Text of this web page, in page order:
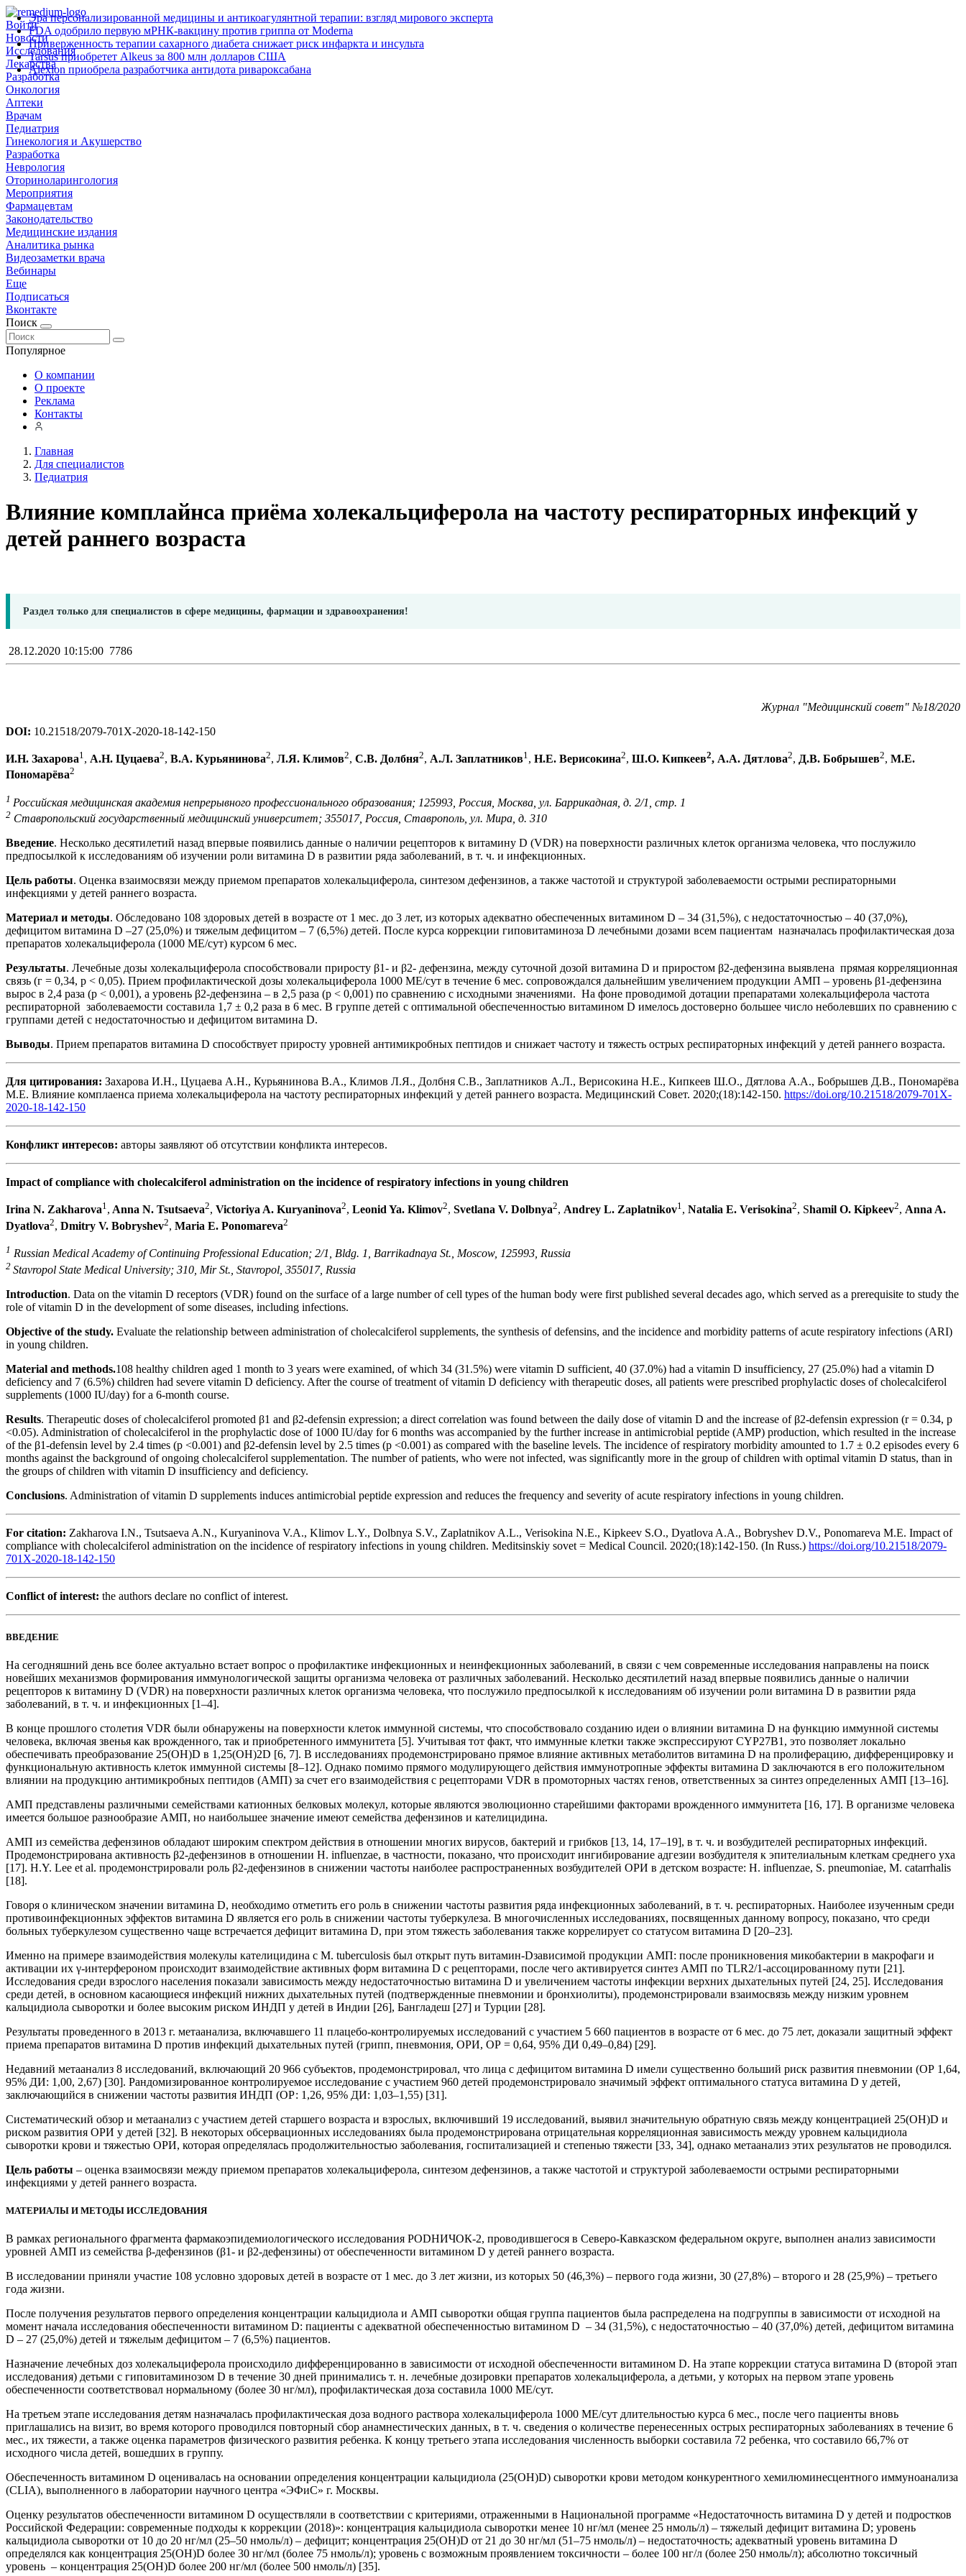
Войти
Новости
Исследования
Лекарства
Разработка
Онкология
Аптеки
Врачам
Педиатрия
Гинекология и Акушерство
Разработка
Неврология
Оториноларингология
Мероприятия
Фармацевтам
Законодательство
Медицинские издания
Аналитика рынка
Видеозаметки врача
Вебинары
Еще
Подписаться
Вконтакте
Поиск
Популярное
Эра персонализированной медицины и антикоагулянтной терапии: взгляд мирового эксперта
FDA одобрило первую мРНК‑вакцину против гриппа от Moderna
Приверженность терапии сахарного диабета снижает риск инфаркта и инсульта
Tarsus приобретет Alkeus за 800 млн долларов США
Alexion приобрела разработчика антидота ривароксабана
О компании
О проекте
Реклама
Контакты
Главная
Для специалистов
Педиатрия
Влияние комплайнса приёма холекальциферола на частоту респираторных инфекций у
детей раннего возраста
Раздел только для специалистов в сфере медицины, фармации и здравоохранения!
28.12.2020 10:15:00 7786
Журнал "Медицинский совет" №18/2020
DOI: 10.21518/2079-701X-2020-18-142-150
И.Н. Захарова1 , А.Н. Цуцаева2, В.А. Курьянинова2, Л.Я. Климов2, С.В. Долбня2, А.Л. Заплатников1 , Н.Е. Верисокина2, Ш.О. Кипкеев2, А.А. Дятлова2, Д.В. Бобрышев2, М.Е.
Пономарёва2
1 Российская медицинская академия непрерывного профессионального образования; 125993, Россия, Москва, ул. Баррикадная, д. 2/1, стр. 1
2 Ставропольский государственный медицинский университет; 355017, Россия, Ставрополь, ул. Мира, д. 310
Введение. Несколько десятилетий назад впервые появились данные о наличии рецепторов к витамину D (VDR) на поверхности различных клеток организма человека, что послужило
предпосылкой к исследованиям об изучении роли витамина D в развитии ряда заболеваний, в т. ч. и инфекционных.
Цель работы. Оценка взаимосвязи между приемом препаратов холекальциферола, синтезом дефензинов, а также частотой и структурой заболеваемости острыми респираторными
инфекциями у детей раннего возраста.
Материал и методы. Обследовано 108 здоровых детей в возрасте от 1 мес. до 3 лет, из которых адекватно обеспеченных витамином D – 34 (31,5%), с недостаточностью – 40 (37,0%),
дефицитом витамина D –27 (25,0%) и тяжелым дефицитом – 7 (6,5%) детей. После курса коррекции гиповитаминоза D лечебными дозами всем пациентам назначалась профилактическая доза
препаратов холекальциферола (1000 МЕ/сут) курсом 6 мес.
Результаты. Лечебные дозы холекальциферола способствовали приросту β1- и β2- дефензина, между суточной дозой витамина D и приростом β2-дефензина выявлена прямая корреляционная
связь (г = 0,34, р < 0,05). Прием профилактической дозы холекальциферола 1000 МЕ/сут в течение 6 мес. сопровождался дальнейшим увеличением продукции АМП – уровень β1-дефензина
вырос в 2,4 раза (р < 0,001), а уровень β2-дефензина – в 2,5 раза (р < 0,001) по сравнению с исходными значениями. На фоне проводимой дотации препаратами холекальциферола частота
респираторной заболеваемости составила 1,7 ± 0,2 раза в 6 мес. В группе детей с оптимальной обеспеченностью витамином D имелось достоверно большее число неболевших по сравнению с
группами детей с недостаточностью и дефицитом витамина D.
Выводы. Прием препаратов витамина D способствует приросту уровней антимикробных пептидов и снижает частоту и тяжесть острых респираторных инфекций у детей раннего возраста.
Для цитирования: Захарова И.Н., Цуцаева А.Н., Курьянинова В.А., Климов Л.Я., Долбня С.В., Заплатников А.Л., Верисокина Н.Е., Кипкеев Ш.О., Дятлова А.А., Бобрышев Д.В., Пономарёва
М.Е. Влияние комплаенса приема холекальциферола на частоту респираторных инфекций у детей раннего возраста. Медицинский Совет. 2020;(18):142-150. https://doi.org/10.21518/2079-701X-
2020-18-142-150
Конфликт интересов: авторы заявляют об отсутствии конфликта интересов.
Impact of compliance with cholecalciferol administration on the incidence of respiratory infections in young children
Irina N. Zakharova1, Anna N. Tsutsaeva2, Victoriya A. Kuryaninova2, Leonid Ya. Klimov2, Svetlana V. Dolbnya2, Andrey L. Zaplatnikov1, Natalia E. Verisokina2, Shamil O. Kipkeev2, Anna A.
Dyatlova2, Dmitry V. Bobryshev2, Maria E. Ponomareva2
1 Russian Medical Academy of Continuing Professional Education; 2/1, Bldg. 1, Barrikadnaya St., Moscow, 125993, Russia
2 Stavropol State Medical University; 310, Mir St., Stavropol, 355017, Russia
Introduction. Data on the vitamin D receptors (VDR) found on the surface of a large number of cell types of the human body were first published several decades ago, which served as a prerequisite to study the
role of vitamin D in the development of some diseases, including infections.
Objective of the study. Evaluate the relationship between administration of cholecalciferol supplements, the synthesis of defensins, and the incidence and morbidity patterns of acute respiratory infections (ARI)
in young children.
Material and methods.108 healthy children aged 1 month to 3 years were examined, of which 34 (31.5%) were vitamin D sufficient, 40 (37.0%) had a vitamin D insufficiency, 27 (25.0%) had a vitamin D
deficiency and 7 (6.5%) children had severe vitamin D deficiency. After the course of treatment of vitamin D deficiency with therapeutic doses, all patients were prescribed prophylactic doses of cholecalciferol
supplements (1000 IU/day) for a 6-month course.
Results. Therapeutic doses of cholecalciferol promoted β1 and β2-defensin expression; a direct correlation was found between the daily dose of vitamin D and the increase of β2-defensin expression (r = 0.34, p
<0.05). Administration of cholecalciferol in the prophylactic dose of 1000 IU/day for 6 months was accompanied by the further increase in antimicrobial peptide (AMP) production, which resulted in the increase
of the β1-defensin level by 2.4 times (p <0.001) and β2-defensin level by 2.5 times (p <0.001) as compared with the baseline levels. The incidence of respiratory morbidity amounted to 1.7 ± 0.2 episodes every 6
months against the background of ongoing cholecalciferol supplementation. The number of patients, who were not infected, was significantly more in the group of children with optimal vitamin D status, than in
the groups of children with vitamin D insufficiency and deficiency.
Conclusions. Administration of vitamin D supplements induces antimicrobial peptide expression and reduces the frequency and severity of acute respiratory infections in young children.
For citation: Zakharova I.N., Tsutsaeva A.N., Kuryaninova V.A., Klimov L.Y., Dolbnya S.V., Zaplatnikov A.L., Verisokina N.E., Kipkeev S.O., Dyatlova A.A., Bobryshev D.V., Ponomareva M.E. Impact of
compliance with cholecalciferol administration on the incidence of respiratory infections in young children. Meditsinskiy sovet = Medical Council. 2020;(18):142-150. (In Russ.) https://doi.org/10.21518/2079-
701X-2020-18-142-150
Conflict of interest: the authors declare no conflict of interest.
ВВЕДЕНИЕ
На сегодняшний день все более актуально встает вопрос о профилактике инфекционных и неинфекционных заболеваний, в связи с чем современные исследования направлены на поиск
новейших механизмов формирования иммунологической защиты организма человека от различных заболеваний. Несколько десятилетий назад впервые появились данные о наличии
рецепторов к витамину D (VDR) на поверхности различных клеток организма человека, что послужило предпосылкой к исследованиям об изучении роли витамина D в развитии ряда
заболеваний, в т. ч. и инфекционных [1–4].
В конце прошлого столетия VDR были обнаружены на поверхности клеток иммунной системы, что способствовало созданию идеи о влиянии витамина D на функцию иммунной системы
человека, включая звенья как врожденного, так и приобретенного иммунитета [5]. Учитывая тот факт, что иммунные клетки также экспрессируют CYP27В1, это позволяет локально
обеспечивать преобразование 25(ОН)D в 1,25(ОН)2D [6, 7]. В исследованиях продемонстрировано прямое влияние активных метаболитов витамина D на пролиферацию, дифференцировку и
функциональную активность клеток иммунной системы [8–12]. Однако помимо прямого модулирующего действия иммунотропные эффекты витамина D заключаются в его положительном
влиянии на продукцию антимикробных пептидов (АМП) за счет его взаимодействия с рецепторами VDR в промоторных частях генов, ответственных за синтез определенных АМП [13–16].
АМП представлены различными семействами катионных белковых молекул, которые являются эволюционно старейшими факторами врожденного иммунитета [16, 17]. В организме человека
имеется большое разнообразие АМП, но наибольшее значение имеют семейства дефензинов и кателицидина.
АМП из семейства дефензинов обладают широким спектром действия в отношении многих вирусов, бактерий и грибков [13, 14, 17–19], в т. ч. и возбудителей респираторных инфекций.
Продемонстрирована активность β2-дефензинов в отношении H. influenzae, в частности, показано, что происходит ингибирование адгезии возбудителя к эпителиальным клеткам среднего уха
[17]. H.Y. Lee et al. продемонстрировали роль β2-дефензинов в снижении частоты наиболее распространенных возбудителей ОРИ в детском возрасте: H. influenzae, S. pneumoniae, M. catarrhalis
[18].
Говоря о клиническом значении витамина D, необходимо отметить его роль в снижении частоты развития ряда инфекционных заболеваний, в т. ч. респираторных. Наиболее изученным среди
противоинфекционных эффектов витамина D является его роль в снижении частоты туберкулеза. В многочисленных исследованиях, посвященных данному вопросу, показано, что среди
больных туберкулезом существенно чаще встречается дефицит витамина D, при этом тяжесть заболевания также коррелирует со статусом витамина D [20–23].
Именно на примере взаимодействия молекулы кателицидина с M. tuberculоsis был открыт путь витамин-Dзависимой продукции АМП: после проникновения микобактерии в макрофаги и
активации их γ-интерфероном происходит взаимодействие активных форм витамина D с рецепторами, после чего активируется синтез АМП по TLR2/1-ассоцированному пути [21].
Исследования среди взрослого населения показали зависимость между недостаточностью витамина D и увеличением частоты инфекции верхних дыхательных путей [24, 25]. Исследования
среди детей, в основном касающиеся инфекций нижних дыхательных путей (подтвержденные пневмонии и бронхиолиты), продемонстрировали взаимосвязь между низким уровнем
кальцидиола сыворотки и более высоким риском ИНДП у детей в Индии [26], Бангладеш [27] и Турции [28].
Результаты проведенного в 2013 г. метаанализа, включавшего 11 плацебо-контролируемых исследований с участием 5 660 пациентов в возрасте от 6 мес. до 75 лет, доказали защитный эффект
приема препаратов витамина D против инфекций дыхательных путей (грипп, пневмония, ОРИ, ОР = 0,64, 95% ДИ 0,49–0,84) [29].
Недавний метаанализ 8 исследований, включающий 20 966 субъектов, продемонстрировал, что лица с дефицитом витамина D имели существенно больший риск развития пневмонии (ОР 1,64,
95% ДИ: 1,00, 2,67) [30]. Рандомизированное контролируемое исследование с участием 960 детей продемонстрировало значимый эффект оптимального статуса витамина D у детей,
заключающийся в снижении частоты развития ИНДП (ОР: 1,26, 95% ДИ: 1,03–1,55) [31].
Систематический обзор и метаанализ с участием детей старшего возраста и взрослых, включивший 19 исследований, выявил значительную обратную связь между концентрацией 25(OH)D и
риском развития ОРИ у детей [32]. В некоторых обсервационных исследованиях была продемонстрирована отрицательная корреляционная зависимость между уровнем кальцидиола
сыворотки крови и тяжестью ОРИ, которая определялась продолжительностью заболевания, госпитализацией и степенью тяжести [33, 34], однако метаанализ этих результатов не проводился.
Цель работы – оценка взаимосвязи между приемом препаратов холекальциферола, синтезом дефензинов, а также частотой и структурой заболеваемости острыми респираторными
инфекциями у детей раннего возраста.
МАТЕРИАЛЫ И МЕТОДЫ ИССЛЕДОВАНИЯ
В рамках регионального фрагмента фармакоэпидемиологического исследования РОDНИЧОК-2, проводившегося в Северо-Кавказском федеральном округе, выполнен анализ зависимости
уровней АМП из семейства β-дефензинов (β1- и β2-дефензины) от обеспеченности витамином D у детей раннего возраста.
В исследовании приняли участие 108 условно здоровых детей в возрасте от 1 мес. до 3 лет жизни, из которых 50 (46,3%) – первого года жизни, 30 (27,8%) – второго и 28 (25,9%) – третьего
года жизни.
После получения результатов первого определения концентрации кальцидиола и АМП сыворотки общая группа пациентов была распределена на подгруппы в зависимости от исходной на
момент начала исследования обеспеченности витамином D: пациенты с адекватной обеспеченностью витамином D – 34 (31,5%), с недостаточностью – 40 (37,0%) детей, дефицитом витамина
D – 27 (25,0%) детей и тяжелым дефицитом – 7 (6,5%) пациентов.
Назначение лечебных доз холекальциферола происходило дифференцированно в зависимости от исходной обеспеченности витамином D. На этапе коррекции статуса витамина D (второй этап
исследования) детьми с гиповитаминозом D в течение 30 дней принимались т. н. лечебные дозировки препаратов холекальциферола, а детьми, у которых на первом этапе уровень
обеспеченности соответствовал нормальному (более 30 нг/мл), профилактическая доза составила 1000 МЕ/сут.
На третьем этапе исследования детям назначалась профилактическая доза водного раствора холекальциферола 1000 МЕ/сут длительностью курса 6 мес., после чего пациенты вновь
приглашались на визит, во время которого проводился повторный сбор анамнестических данных, в т. ч. сведения о количестве перенесенных острых респираторных заболеваниях в течение 6
мес., их тяжести, а также оценка параметров физического развития ребенка. К концу третьего этапа исследования численность выборки составила 72 ребенка, что составило 66,7% от
исходного числа детей, вошедших в группу.
Обеспеченность витамином D оценивалась на основании определения концентрации кальцидиола (25(ОН)D) сыворотки крови методом конкурентного хемилюминесцентного иммуноанализа
(CLIA), выполненного в лаборатории научного центра «ЭФиС» г. Москвы.
Оценку результатов обеспеченности витамином D осуществляли в соответствии с критериями, отраженными в Национальной программе «Недостаточность витамина D у детей и подростков
Российской Федерации: современные подходы к коррекции (2018)»: концентрация кальцидиола сыворотки менее 10 нг/мл (менее 25 нмоль/л) – тяжелый дефицит витамина D; уровень
кальцидиола сыворотки от 10 до 20 нг/мл (25–50 нмоль/л) – дефицит; концентрация 25(ОН)D от 21 до 30 нг/мл (51–75 нмоль/л) – недостаточность; адекватный уровень витамина D
определялся как концентрация 25(ОН)D более 30 нг/мл (более 75 нмоль/л); уровень с возможным проявлением токсичности – более 100 нг/л (более 250 нмоль/л); абсолютно токсичный
уровень – концентрация 25(ОН)D более 200 нг/мл (более 500 нмоль/л) [35].